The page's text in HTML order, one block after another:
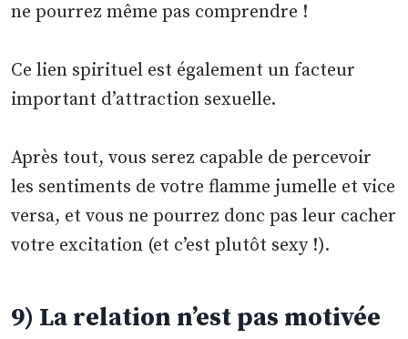
ne pourrez même pas comprendre !
Ce lien spirituel est également un facteur
important d’attraction sexuelle.
Après tout, vous serez capable de percevoir
les sentiments de votre flamme jumelle et vice
versa, et vous ne pourrez donc pas leur cacher
votre excitation (et c’est plutôt sexy !).
9) La relation n’est pas motivée